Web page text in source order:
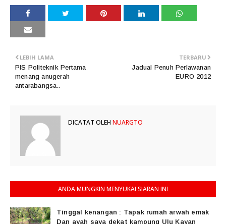
TERBARU
Jadual Penuh Perlawanan
EURO 2012
LEBIH LAMA
PIS Politeknik Pertama
menang anugerah
antarabangsa..
DICATAT OLEH NUARGTO
ANDA MUNGKIN MENYUKAI SIARAN INI
Tinggal kenangan : Tapak rumah arwah emak
Dan ayah saya dekat kampung Ulu Kayan